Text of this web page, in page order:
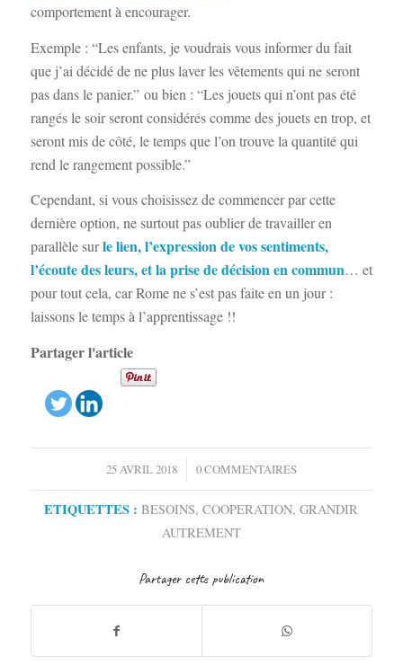
comportement à encourager.
Exemple : “Les enfants, je voudrais vous informer du fait
que j’ai décidé de ne plus laver les vêtements qui ne seront
pas dans le panier.” ou bien : “Les jouets qui n’ont pas été
rangés le soir seront considérés comme des jouets en trop, et
seront mis de côté, le temps que l’on trouve la quantité qui
rend le rangement possible.”
Cependant, si vous choisissez de commencer par cette
dernière option, ne surtout pas oublier de travailler en
parallèle surle lien, l’expression de vos sentiments,
l’écoute des leurs, et la prise de décision en commun… et
pour tout cela, car Rome ne s’est pas faite en un jour :
laissons le temps à l’apprentissage !!
Partager l'article
25 AVRIL 2018
/ 0 COMMENTAIRES
ETIQUETTES : BESOINS,COOPERATION,GRANDIR
AUTREMENT
Partager cette publication